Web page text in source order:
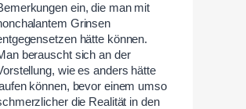
ein, die man mit
Grinsen
hätte können.
berauscht sich an der
wie es anders hätte
können, bevor einem umso
die Realität in den